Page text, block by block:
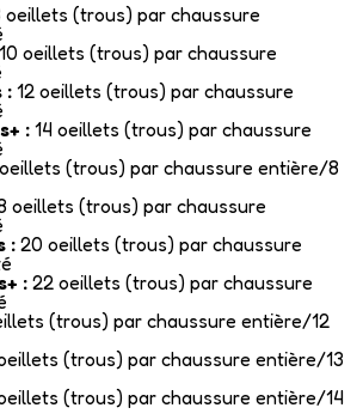
oeillets (trous) par chaussure
10 oeillets (trous) par chaussure
: 12 oeillets (trous) par chaussure
:14 oeillets (trous) par chaussure
(trous) par chaussure entière/8
oeillets (trous) par chaussure
: 20 oeillets (trous) par chaussure
: 22 oeillets (trous) par chaussure
(trous) par chaussure entière/12
(trous) par chaussure entière/13
(trous) par chaussure entière/14